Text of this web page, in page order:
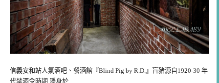
信義安和站人氣酒吧、餐酒館『Blind Pig by R.D.』盲豬源自1920-30 年
代禁酒令時期 隱身於…